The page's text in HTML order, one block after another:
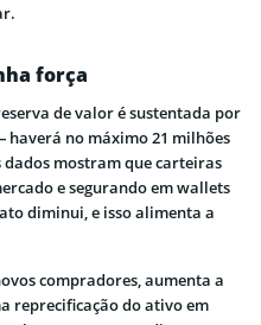
força
de valor é sustentada por
haverá no máximo 21 milhões
dados mostram que carteiras
e segurando em wallets
diminui, e isso alimenta a
compradores, aumenta a
reprecificação do ativo em